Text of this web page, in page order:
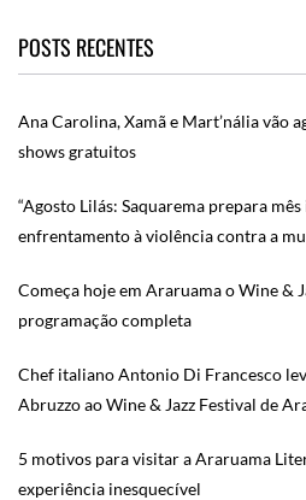
POSTS RECENTES
Ana Carolina, Xamã e Mart’nália vão
shows gratuitos
“Agosto Lilás: Saquarema prepara
enfrentamento à violência contra a
Começa hoje em Araruama o Wine &
programação completa
Chef italiano Antonio Di Francesco
Abruzzo ao Wine & Jazz Festival de
5 motivos para visitar a Araruama
experiência inesquecível